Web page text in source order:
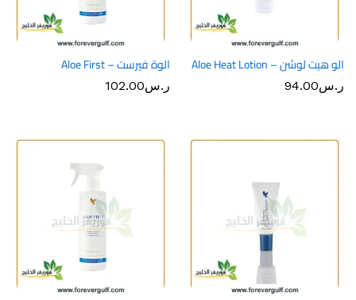
الو هيت لوشن – Aloe Heat Lotion
ر.س94.00
الوة فيرست – Aloe First
ر.س102.00